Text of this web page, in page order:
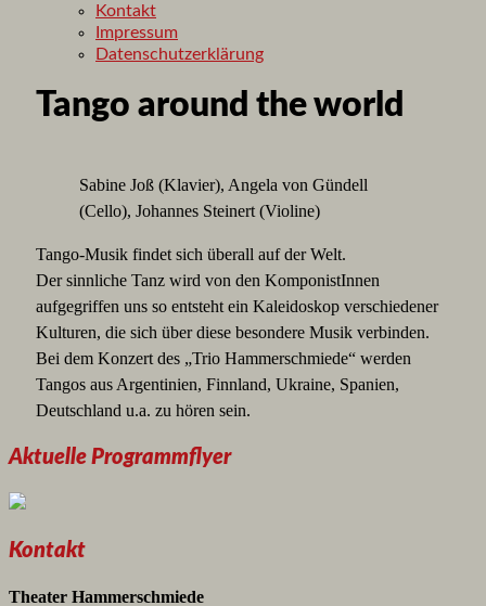
Kontakt
Impressum
Datenschutzerklärung
Tango around the world
Sabine Joß (Klavier), Angela von Gündell
(Cello), Johannes Steinert (Violine)
Tango-Musik findet sich überall auf der Welt.
Der sinnliche Tanz wird von den KomponistInnen
aufgegriffen uns so entsteht ein Kaleidoskop verschiedener
Kulturen, die sich über diese besondere Musik verbinden.
Bei dem Konzert des „Trio Hammerschmiede“ werden
Tangos aus Argentinien, Finnland, Ukraine, Spanien,
Deutschland u.a. zu hören sein.
Aktuelle Programmflyer
Kontakt
Theater Hammerschmiede